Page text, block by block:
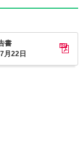
書
月22日